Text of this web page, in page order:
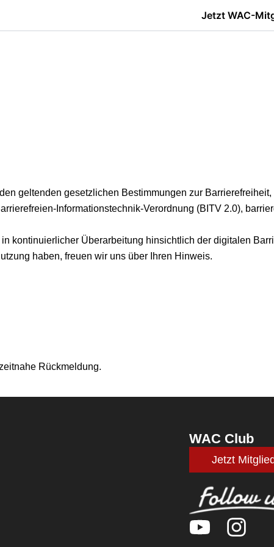
Jetzt WAC-
geltenden gesetzlichen Bestimmungen zur
Informationstechnik-Verordnung (BITV 2.0),
kontinuierlicher Überarbeitung hinsichtlich der digitalen
haben, freuen wir uns über Ihren Hinweis.
Rückmeldung.
WAC Club
Jetzt
Y
I